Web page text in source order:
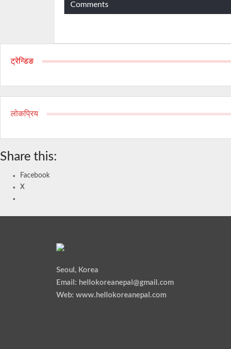
Comments
ट्रेन्डिङ
लोकप्रिय
Share this:
Facebook
X
Seoul, Korea
Email: hellokoreanepal@gmail.com
Web: www.hellokoreanepal.com